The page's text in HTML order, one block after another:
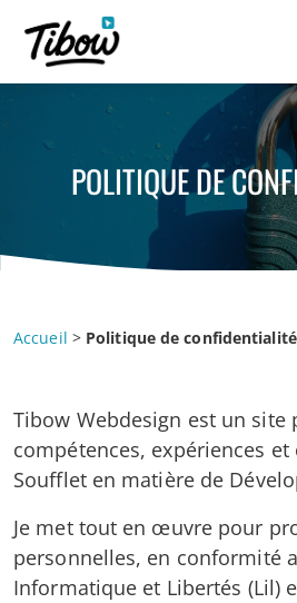
POLITIQUE DE
Accueil > Politique de confidentialité
Tibow Webdesign est un site
compétences, expériences
Soufflet en matière de
Je met tout en œuvre pour
personnelles, en conformité
Informatique et Libertés (Lil)